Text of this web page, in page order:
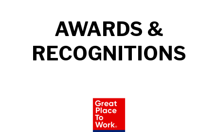
AWARDS &
RECOGNITIONS